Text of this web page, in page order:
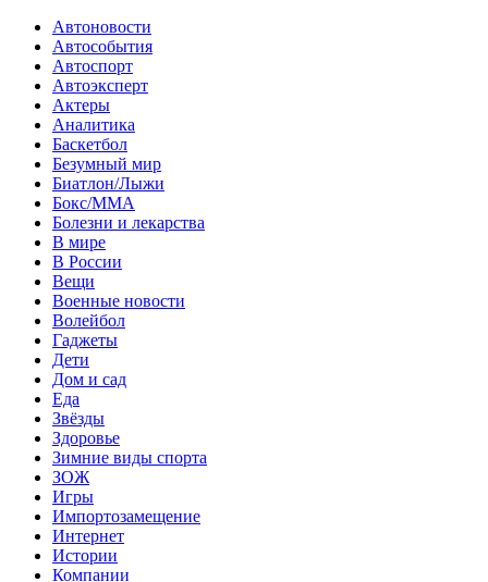
Автоновости
Автособытия
Автоспорт
Автоэксперт
Актеры
Аналитика
Баскетбол
Безумный мир
Биатлон/Лыжи
Бокс/MMA
Болезни и лекарства
В мире
В России
Вещи
Военные новости
Волейбол
Гаджеты
Дети
Дом и сад
Еда
Звёзды
Здоровье
Зимние виды спорта
ЗОЖ
Игры
Импортозамещение
Интернет
Истории
Компании